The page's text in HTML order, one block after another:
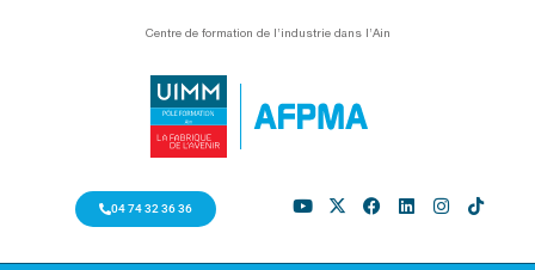
Centre de formation de l’industrie dans l’Ain
04 74 32 36 36